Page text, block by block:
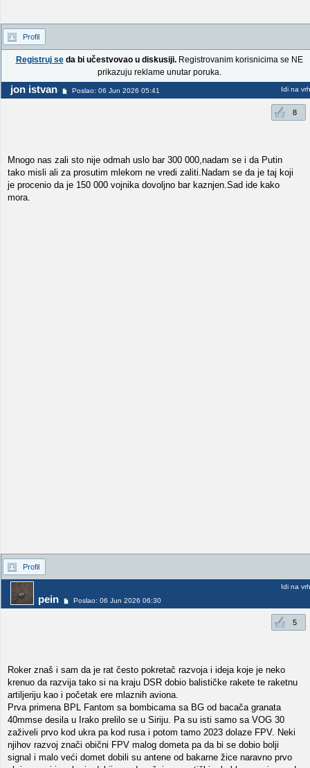
Profil
Registruj seda bi učestvovao u diskusiji.Registrovanim korisnicima se NE
prikazuju reklame unutar poruka.
jon istvan Poslao: 06 Jun 2026 05:41 Idi na vrh
8
Mnogo nas zali sto nije odmah uslo bar 300 000,nadam se i da Putin
tako misli ali za prosutim mlekom ne vredi zaliti.Nadam se da je taj koji
je procenio da je 150 000 vojnika dovoljno bar kaznjen.Sad ide kako
mora.
Profil
pein Poslao: 06 Jun 2026 06:30
Idi na vrh
5
Roker znaš i sam da je rat često pokretač razvoja i ideja koje je neko
krenuo da razvija tako si na kraju DSR dobio balističke rakete te raketnu
artiljeriju kao i početak ere mlaznih aviona.
Prva primena BPL Fantom sa bombicama sa BG od bacača granata
40mmse desila u Irako prelilo se u Siriju. Pa su isti samo sa VOG 30
zaživeli prvo kod ukra pa kod rusa i potom tamo 2023 dolaze FPV. Neki
njihov razvoj znači obični FPV malog dometa pa da bi se dobio bolji
signal i malo veći domet dobili su antene od bakarne žice naravno prvo